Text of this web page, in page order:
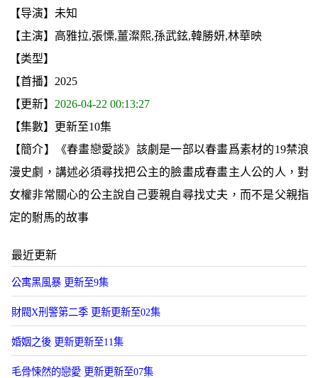
【导演】未知
【主演】高雅拉,張慄,薑澯熙,孫武鉉,韓勝妍,林華映
【类型】
【首播】2025
【更新】 2026-04-22 00:13:27
【集數】更新至10集
【簡介】《春畫戀愛談》該劇是一部以春畫爲素材的19禁浪
漫史劇，講述必須尋找把公主的臉畫成春畫主人公的人，對
女權非常關心的公主說自己要親自尋找丈夫，而不是父親指
定的駙馬的故事
最近更新
公寓黑風暴 更新至9集
財閥X刑警第二季 更新更新至02集
婚姻之後 更新更新至11集
毛骨悚然的戀愛 更新更新至07集